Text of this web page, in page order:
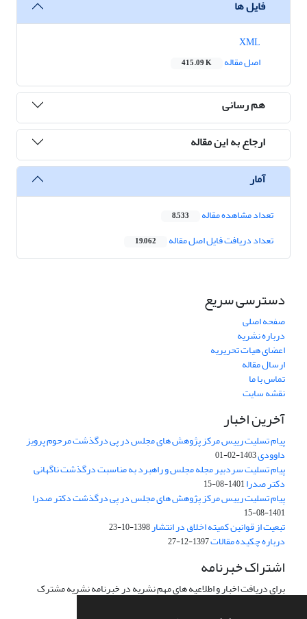
فایل ها
اصل مقاله
415.09 K
هم رسانی
ارجاع به این مقاله
آمار
تعداد مشاهده مقاله 8,533
تعداد دریافت فایل اصل مقاله 19,062
دسترسی سریع
صفحه اصلی
درباره نشریه
اعضای هیات تحریریه
ارسال مقاله
تماس با ما
نقشه سایت
آخرین اخبار
پیام تسلیت رییس مرکز پژوهش های مجلس در پی درگذشت مرحوم پرویز
داوودی1403-02-01
پیام تسلیت سردبیر مجله مجلس و راهبرد به مناسبت درگذشت ناگهانی
دکتر صدرا1401-08-15
پیام تسلیت رییس مرکز پژوهش های مجلس در پی درگذشت دکتر صدرا
1401-08-15
تبعیت از قوانین کمیته اخلاق در انتشار1398-10-23
درباره چکیده مقالات1397-12-27
اشتراک خبرنامه
برای دریافت اخبار و اطلاعیه های مهم نشریه در خبرنامه نشریه مشترک